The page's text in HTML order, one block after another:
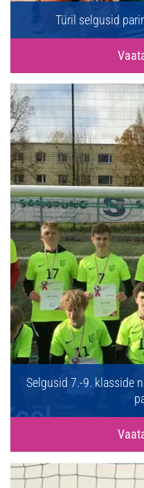
Türil selgusid
Selgusid 7.-9. klasside